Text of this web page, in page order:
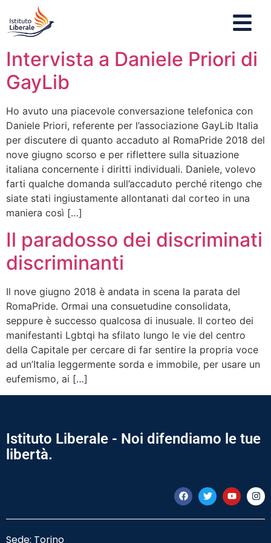
Intervista a Daniele Priori di
GayLib
Ho avuto una piacevole conversazione telefonica con
Daniele Priori, referente per l’associazione GayLib Italia
per discutere di quanto accaduto al RomaPride 2018 del
nove giugno scorso e per riflettere sulla situazione
italiana concernente i diritti individuali. Daniele, volevo
farti qualche domanda sull’accaduto perché ritengo che
siate stati ingiustamente allontanati dal corteo in una
maniera così […]
Il paradosso dei discriminati
discriminanti
Il nove giugno 2018 è andata in scena la parata del
RomaPride. Ormai una consuetudine consolidata,
seppure è successo qualcosa di inusuale. Il corteo dei
manifestanti Lgbtqi ha sfilato lungo le vie del centro
della Capitale per cercare di far sentire la propria voce
ad un’Italia leggermente sorda e immobile, per usare un
eufemismo, ai […]
Istituto Liberale - Noi difendiamo le tue
libertà.
Sede: Torino